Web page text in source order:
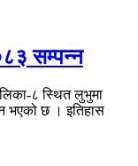
सम्पन्न
८ स्थित लुभुमा
भएको छ । इतिहास